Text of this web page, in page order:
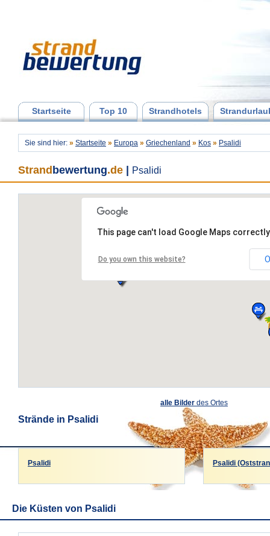
Startseite Top 10 Strandhotels
Sie sind hier: » Startseite » Europa » Griechenland » Kos » Psalidi
Strand bewertung.de Psalidi
This page can't load Google Maps
Do you own this website?
alle Bilder des Ortes
Strände in Psalidi
Psalidi Psalidi
Die Küsten von Psalidi